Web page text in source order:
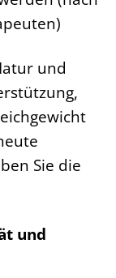
und
Sie die
und